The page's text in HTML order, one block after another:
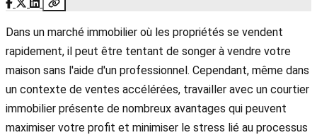
Dans un marché immobilier où les propriétés se vendent
rapidement, il peut être tentant de songer à vendre votre
maison sans l'aide d'un professionnel. Cependant, même dans
un contexte de ventes accélérées, travailler avec un courtier
immobilier présente de nombreux avantages qui peuvent
maximiser votre profit et minimiser le stress lié au processus